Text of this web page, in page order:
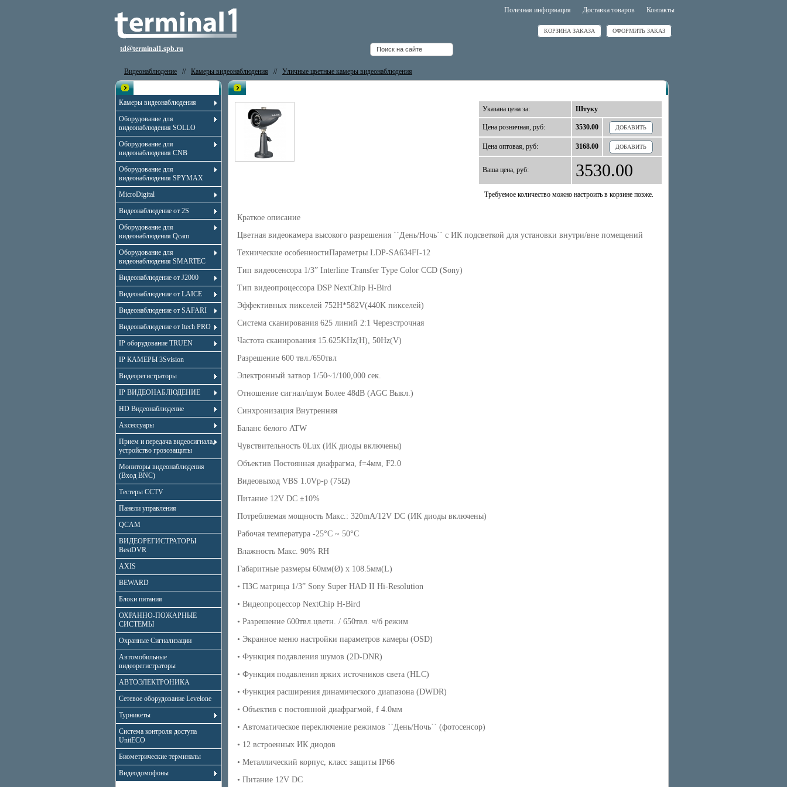
td@terminal1.spb.ru
Полезная информация Доставка товаров Контакты
КОРЗИНА ЗАКАЗА ОФОРМИТЬ ЗАКАЗ
Видеонаблюдение // Камеры видеонаблюдения // Уличные цветные камеры видеонаблюдения
Камеры видеонаблюдения
Оборудование для
видеонаблюдения SOLLO
Оборудование для
видеонаблюдения CNB
Оборудование для
видеонаблюдения SPYMAX
MicroDigital
Видеонаблюдение от 2S
Оборудование для
видеонаблюдения Qcam
Оборудование для
видеонаблюдения SMARTEC
Видеонаблюдение от J2000
Видеонаблюдение от LAICE
Видеонаблюдение от SAFARI
Видеонаблюдение от Itech PRO
IP оборудование TRUEN
IP КАМЕРЫ 3Svision
Видеорегистраторы
IP ВИДЕОНАБЛЮДЕНИЕ
HD Видеонаблюдение
Аксессуары
Прием и передача видеосигнала,
устройство грозозащиты
Мониторы видеонаблюдения
(Вход BNC)
Тестеры CCTV
Панели управления
QCAM
ВИДЕОРЕГИСТРАТОРЫ
BestDVR
AXIS
BEWARD
Блоки питания
ОХРАННО-ПОЖАРНЫЕ
СИСТЕМЫ
Охранные Сигнализации
Автомобильные
видеорегистраторы
АВТОЭЛЕКТРОНИКА
Сетевое оборудование Levelone
Турникеты
Система контроля доступа
UnitECO
Биометрические терминалы
Видеодомофоны
Указана цена за: Штуку
Цена розничная, руб: 3530.00 ДОБАВИТЬ
Цена оптовая, руб: 3168.00 ДОБАВИТЬ
Ваша цена, руб: 3530.00
Требуемое количество можно настроить в корзине позже.
Краткое описание
Цветная видеокамера высокого разрешения ``День/Ночь`` с ИК подсветкой для установки внутри/вне помещений
Технические особенностиПараметры LDP-SA634FI-12
Тип видеосенсора 1/3” Interline Transfer Type Color CCD (Sony)
Тип видеопроцессора DSP NextChip H-Bird
Эффективных пикселей 752H*582V(440K пикселей)
Система сканирования 625 линий 2:1 Черезстрочная
Частота сканирования 15.625KHz(H), 50Hz(V)
Разрешение 600 твл./650твл
Электронный затвор 1/50~1/100,000 сек.
Отношение сигнал/шум Более 48dB (AGC Выкл.)
Синхронизация Внутренняя
Баланс белого ATW
Чувствительность 0Lux (ИК диоды включены)
Объектив Постоянная диафрагма, f=4мм, F2.0
Видеовыход VBS 1.0Vp-p (75Ω)
Питание 12V DC ±10%
Потребляемая мощность Макс.: 320mA/12V DC (ИК диоды включены)
Рабочая температура -25°C ~ 50°C
Влажность Макс. 90% RH
Габаритные размеры 60мм(Ø) x 108.5мм(L)
• ПЗС матрица 1/3” Sony Super HAD II Hi-Resolution
• Видеопроцессор NextChip H-Bird
• Разрешение 600твл.цветн. / 650твл. ч/б режим
• Экранное меню настройки параметров камеры (OSD)
• Функция подавления шумов (2D-DNR)
• Функция подавления ярких источников света (HLC)
• Функция расширения динамического диапазона (DWDR)
• Объектив с постоянной диафрагмой, f 4.0мм
• Автоматическое переключение режимов ``День/Ночь`` (фотосенсор)
• 12 встроенных ИК диодов
• Металлический корпус, класс защиты IP66
• Питание 12V DC